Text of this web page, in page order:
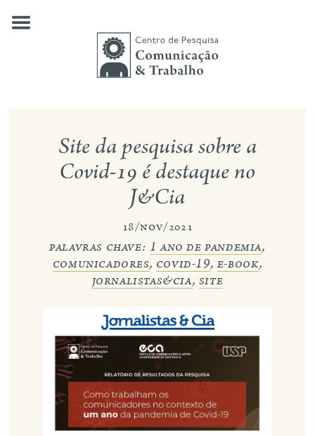
nossas pesquisas
publicações
notícias
eventos
contato
eng
Site da pesquisa sobre a
Covid-19 é destaque no
J&Cia
18/nov/2021
palavras chave: 1 ano de pandemia,
comunicadores, covid-19,e-book,
jornalistas&cia, site